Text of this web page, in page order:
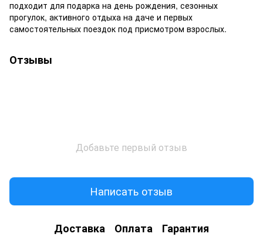
подходит для подарка на день рождения, сезонных
прогулок, активного отдыха на даче и первых
самостоятельных поездок под присмотром взрослых.
Отзывы
Добавьте первый отзыв
Написать отзыв
Доставка Оплата Гарантия